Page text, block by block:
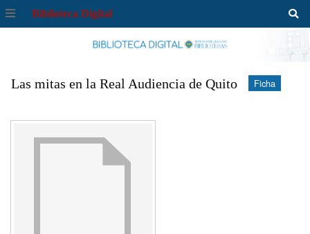
Biblioteca Digital
Las mitas en la Real Audiencia de Quito Ficha